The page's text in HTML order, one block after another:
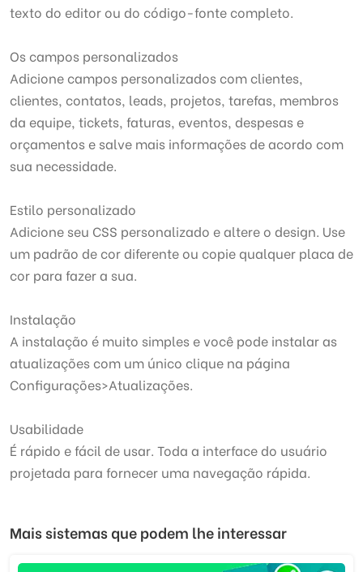
texto do editor ou do código-fonte completo.
Os campos personalizados
Adicione campos personalizados com clientes,
clientes, contatos, leads, projetos, tarefas, membros
da equipe, tickets, faturas, eventos, despesas e
orçamentos e salve mais informações de acordo com
sua necessidade.
Estilo personalizado
Adicione seu CSS personalizado e altere o design. Use
um padrão de cor diferente ou copie qualquer placa de
cor para fazer a sua.
Instalação
A instalação é muito simples e você pode instalar as
atualizações com um único clique na página
Configurações>Atualizações.
Usabilidade
É rápido e fácil de usar. Toda a interface do usuário
projetada para fornecer uma navegação rápida.
Mais sistemas que podem lhe interessar